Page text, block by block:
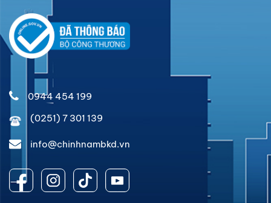
0944 454 199
(0251) 7 301 139
info@chinhnambkd.vn